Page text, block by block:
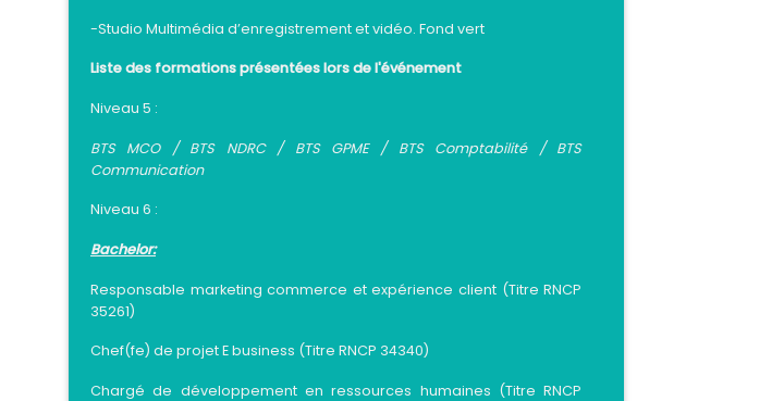
-Studio Multimédia d’enregistrement et vidéo. Fond vert
Liste des formations présentées lors de l'événement
Niveau 5 :
BTS MCO / BTS NDRC / BTS GPME / BTS Comptabilité / BTS
Communication
Niveau 6 :
Bachelor:
Responsable marketing commerce et expérience client (Titre RNCP
35261)
Chef(fe) de projet E business (Titre RNCP 34340)
Chargé de développement en ressources humaines (Titre RNCP